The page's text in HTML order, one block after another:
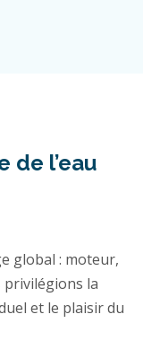
de l’eau
global : moteur,
la
et le plaisir du